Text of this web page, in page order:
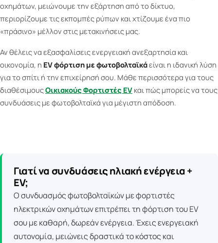
οχημάτων, μειώνουμε την εξάρτηση από το δίκτυο,
περιορίζουμε τις εκπομπές ρύπων και χτίζουμε ένα πιο
«πράσινο» μέλλον στις μετακινήσεις μας.
Αν θέλεις να εξασφαλίσεις ενεργειακή ανεξαρτησία και
οικονομία, η EV φόρτιση με φωτοβολταϊκάείναι η ιδανική λύση
για το σπίτι ή την επιχείρησή σου. Μάθε περισσότερα για τους
διαθέσιμουςΟικιακούς Φορτιστές EV και πώς μπορείς να τους
συνδυάσεις με φωτοβολταϊκά για μέγιστη απόδοση.
Γιατί να συνδυάσεις ηλιακή ενέργεια +
EV;
Ο συνδυασμός φωτοβολταϊκών με φορτιστές
ηλεκτρικών οχημάτων επιτρέπει τη φόρτιση του EV
σου με καθαρή, δωρεάν ενέργεια. Έχεις ενεργειακή
αυτονομία, μειώνεις δραστικά το κόστος και